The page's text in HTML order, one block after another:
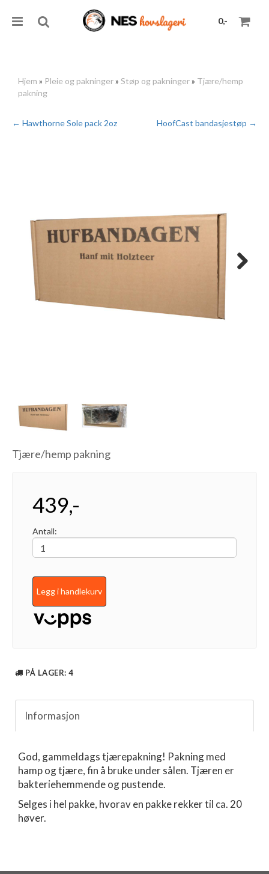
0,-
Hjem » Pleie og pakninger» Støp og pakninger» Tjære/hemp
pakning
HoofCast bandasjestøp →
← Hawthorne Sole pack 2oz
Tjære/hemp pakning
439,-
Antall:
Legg i handlekurv
PÅ LAGER: 4
Informasjon
God, gammeldags tjærepakning! Pakning med
hamp og tjære, fin å bruke under sålen. Tjæren er
bakteriehemmende og pustende.
Selges i hel pakke, hvorav en pakke rekker til ca. 20
høver.